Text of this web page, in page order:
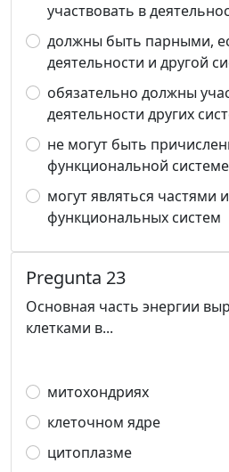
участвовать в
должны быть парными,
деятельности и другой
обязательно должны
деятельности других
не могут быть
функциональной системе
могут являться частями
функциональных систем
Pregunta 23
Основная часть энергии
клетками в...
митохондриях
клеточном ядре
цитоплазме